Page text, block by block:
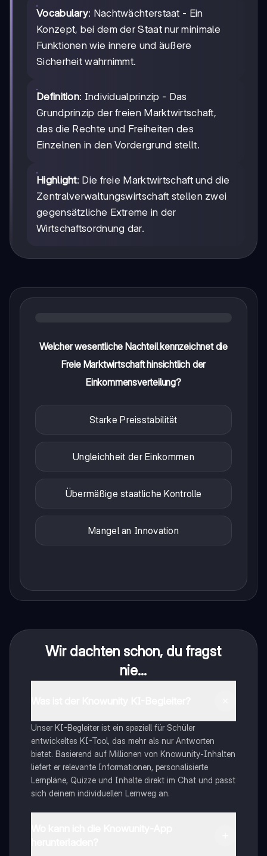
Vocabulary: Nachtwächterstaat - Ein
Konzept, bei dem der Staat nur minimale
Funktionen wie innere und äußere
Sicherheit wahrnimmt.
Definition: Individualprinzip - Das
Grundprinzip der freien Marktwirtschaft,
das die Rechte und Freiheiten des
Einzelnen in den Vordergrund stellt.
Highlight: Die freie Marktwirtschaft und die
Zentralverwaltungswirtschaft stellen zwei
gegensätzliche Extreme in der
Wirtschaftsordnung dar.
Welcher wesentliche Nachteil kennzeichnet die
Freie Marktwirtschaft hinsichtlich der
Einkommensverteilung?
Starke Preisstabilität
Ungleichheit der Einkommen
Übermäßige staatliche Kontrolle
Mangel an Innovation
Wir dachten schon, du fragst
nie...
Unser KI-Begleiter ist ein speziell für Schüler
entwickeltes KI-Tool, das mehr als nur Antworten
bietet. Basierend auf Millionen von Knowunity-Inhalten
liefert er relevante Informationen, personalisierte
Lernpläne, Quizze und Inhalte direkt im Chat und passt
sich deinem individuellen Lernweg an.